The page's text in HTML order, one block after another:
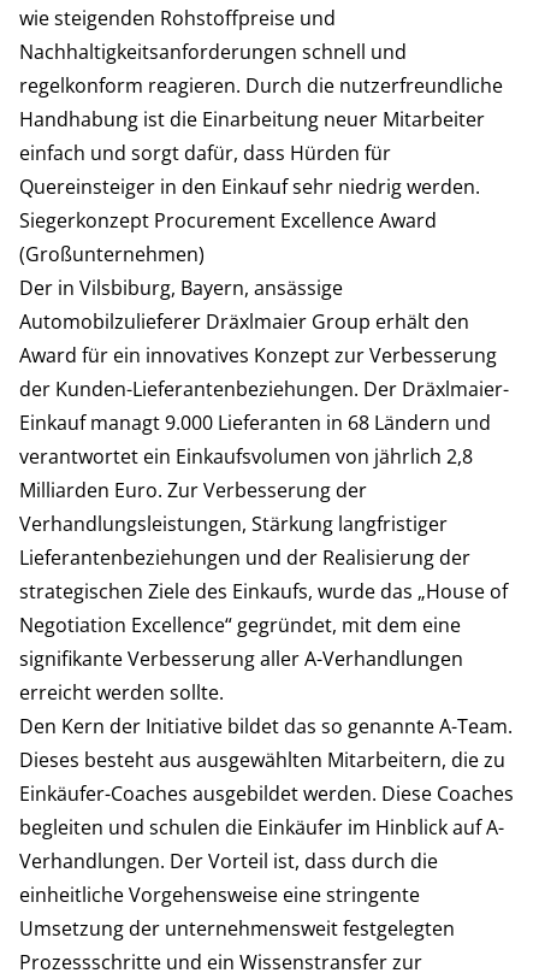
wie steigenden Rohstoffpreise und
Nachhaltigkeitsanforderungen schnell und
regelkonform reagieren. Durch die nutzerfreundliche
Handhabung ist die Einarbeitung neuer Mitarbeiter
einfach und sorgt dafür, dass Hürden für
Quereinsteiger in den Einkauf sehr niedrig werden.
Siegerkonzept Procurement Excellence Award
(Großunternehmen)
Der in Vilsbiburg, Bayern, ansässige
Automobilzulieferer Dräxlmaier Group erhält den
Award für ein innovatives Konzept zur Verbesserung
der Kunden-Lieferantenbeziehungen. Der Dräxlmaier-
Einkauf managt 9.000 Lieferanten in 68 Ländern und
verantwortet ein Einkaufsvolumen von jährlich 2,8
Milliarden Euro. Zur Verbesserung der
Verhandlungsleistungen, Stärkung langfristiger
Lieferantenbeziehungen und der Realisierung der
strategischen Ziele des Einkaufs, wurde das „House of
Negotiation Excellence“ gegründet, mit dem eine
signifikante Verbesserung aller A-Verhandlungen
erreicht werden sollte.
Den Kern der Initiative bildet das so genannte A-Team.
Dieses besteht aus ausgewählten Mitarbeitern, die zu
Einkäufer-Coaches ausgebildet werden. Diese Coaches
begleiten und schulen die Einkäufer im Hinblick auf A-
Verhandlungen. Der Vorteil ist, dass durch die
einheitliche Vorgehensweise eine stringente
Umsetzung der unternehmensweit festgelegten
Prozessschritte und ein Wissenstransfer zur